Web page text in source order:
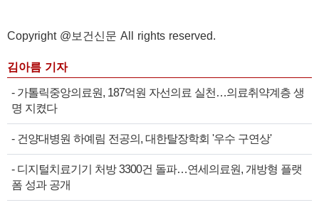
Copyright @보건신문 All rights reserved.
김아름 기자
- 가톨릭중앙의료원, 187억원 자선의료 실천…의료취약계층 생
명 지켰다
- 건양대병원 하예림 전공의, 대한탈장학회 '우수 구연상'
- 디지털치료기기 처방 3300건 돌파…연세의료원, 개방형 플랫
폼 성과 공개